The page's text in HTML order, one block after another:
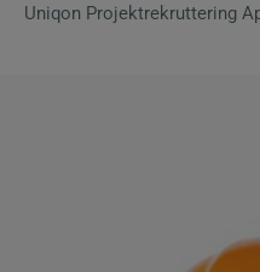
Uniqon Projektrekruttering